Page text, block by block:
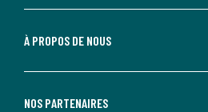
À PROPOS DE NOUS
NOS PARTENAIRES